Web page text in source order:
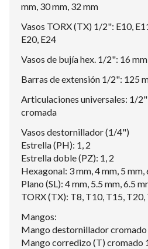
mm, 30 mm, 32 mm
Vasos TORX (TX) 1/2": E10,
E20, E24
Vasos de bujía hex. 1/2": 16
Barras de extensión 1/2": 125
Articulaciones universales: 1/
cromada
Vasos destornillador (1/4")
Estrella (PH): 1, 2
Estrella doble (PZ): 1, 2
Hexagonal: 3 mm, 4 mm, 5 mm,
Plano (SL): 4 mm, 5.5 mm, 6.5
TORX (TX): T8, T10, T15,
Mangos:
Mango destornillador
Mango corredizo (T) cromado